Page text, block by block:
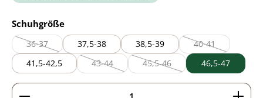
Schuhgrößeauswählen
36-37
(Diese Option ist zurzeit nicht verfügbar.)
37,5-38 38,5-39 40-41
(Diese Option ist
41,5-42,5 43-44
(Diese Option ist zurzeit nicht verfügbar.)
45,5-46
(Diese Option ist zurzeit nicht
46,5-47
Produkt Anzahl: Gib den gewünschten Wert ein